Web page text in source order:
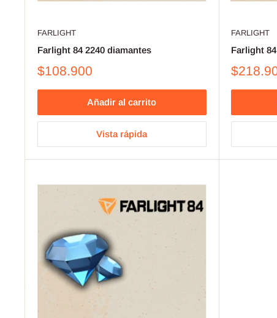
FARLIGHT
Farlight 84 2240 diamantes
$108.900
Añadir al carrito
Vista rápida
FARLIGHT
Farlight